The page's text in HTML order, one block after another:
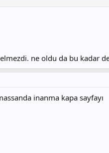
ne oldu da bu kadar
inanma kapa sayfayı